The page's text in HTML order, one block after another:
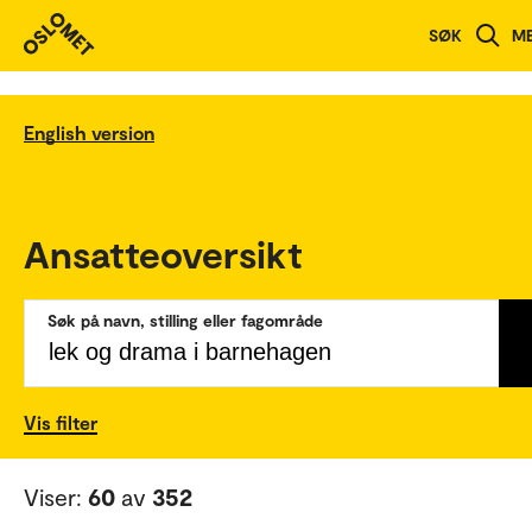
SØK
English version
Ansatteoversikt
Søk på navn, stilling eller fagområde
Vis filter
Viser: 60 av 352